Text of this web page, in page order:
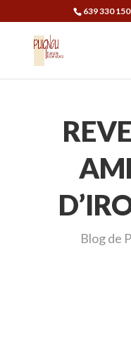
639 330 150
Blog de